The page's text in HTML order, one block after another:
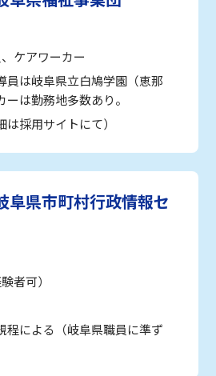
ケアワーカー
員は岐阜県立白鳩学園（恵那
は勤務地多数あり。
採用サイトにて）
阜県市町村行政情報セ
者可）
程による（岐阜県職員に準ず